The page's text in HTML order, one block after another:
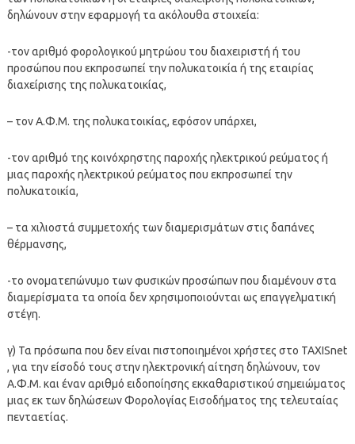
δηλώνουν στην εφαρμογή τα ακόλουθα στοιχεία:
-τον αριθμό φορολογικού μητρώου του διαχειριστή ή του
προσώπου που εκπροσωπεί την πολυκατοικία ή της εταιρίας
διαχείρισης της πολυκατοικίας,
– τον Α.Φ.Μ. της πολυκατοικίας, εφόσον υπάρχει,
-τον αριθμό της κοινόχρηστης παροχής ηλεκτρικού ρεύματος ή
μιας παροχής ηλεκτρικού ρεύματος που εκπροσωπεί την
πολυκατοικία,
– τα χιλιοστά συμμετοχής των διαμερισμάτων στις δαπάνες
θέρμανσης,
-το ονοματεπώνυμο των φυσικών προσώπων που διαμένουν στα
διαμερίσματα τα οποία δεν χρησιμοποιούνται ως επαγγελματική
στέγη.
γ) Τα πρόσωπα που δεν είναι πιστοποιημένοι χρήστες στο TAXISnet
, για την είσοδό τους στην ηλεκτρονική αίτηση δηλώνουν, τον
Α.Φ.Μ. και έναν αριθμό ειδοποίησης εκκαθαριστικού σημειώματος
μιας εκ των δηλώσεων Φορολογίας Εισοδήματος της τελευταίας
πενταετίας.